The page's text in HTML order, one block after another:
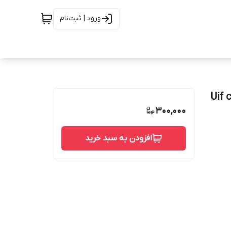
ورود | ثبت‌نام
300,000
افزودن به سبد خرید